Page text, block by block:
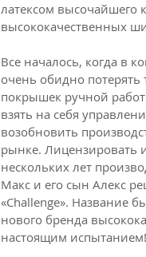
латексом высочайшего
высококачественных
Все началось, когда в
очень обидно
покрышек ручной
взять на себя
возобновить
рынке. Лицензировать
нескольких лет
Макс и его сын Алекс
«Challenge». Название
нового бренда
настоящим испытанием!